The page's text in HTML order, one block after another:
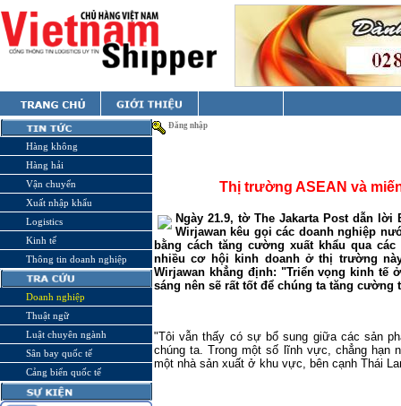
Hàng không
Hàng hải
Vận chuyển
Xuất nhập khẩu
Logistics
Kinh tế
Thông tin doanh nghiệp
Doanh nghiệp
Thuật ngữ
Luật chuyên ngành
Sân bay quốc tế
Cảng biển quốc tế
Đăng nhập
Thị trường ASEAN và
Ngày 21.9, tờ The Jakarta Post dẫn
Wirjawan kêu gọi các doanh nghiệp
bằng cách tăng cường xuất khẩu qua
nhiều cơ hội kinh doanh ở thị trường
Wirjawan khẳng định: "Triển vọng kinh tế
sáng nên sẽ rất tốt để chúng ta tăng cường
"Tôi vẫn thấy có sự bổ sung giữa các sản
chúng ta. Trong một số lĩnh vực, chẳng hạn
một nhà sản xuất ở khu vực, bên cạnh Thái